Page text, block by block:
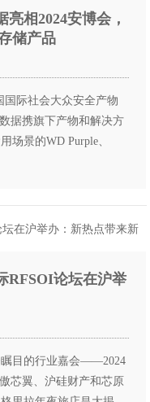
相2024安博会，
储产品
国际社会大众安全产物
据携旗下产物和解决方
景的WD Purple、
RFSOI论坛在沪举
瞩目的行业嘉会——2024
芯翼、沪硅财产和芯原